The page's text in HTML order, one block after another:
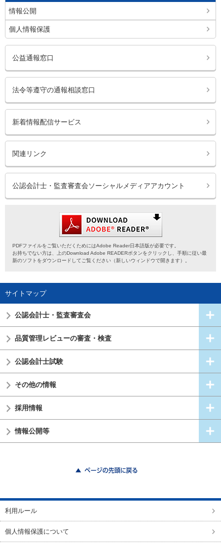
情報公開
個人情報保護
公益通報窓口
法令等遵守の通報相談窓口
新着情報配信サービス
関連リンク
公認会計士・監査審査会ソーシャルメディアアカウント
PDFファイルをご覧いただくためにはAdobe Reader日本語版が必要です。
お持ちでない方は、上のDownload Adobe READERボタンをクリックし、手順に従い最
新のソフトをダウンロードしてご覧ください（新しいウィンドウで開きます）。
サイトマップ
公認会計士・ 監査審査会
品質管理レビューの審査・検査
公認会計士試験
その他の情報
採用情報
情報公開等
利用ルール
個人情報保護について